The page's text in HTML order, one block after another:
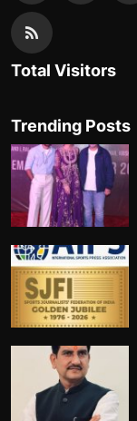
Total Visitors
Trending Posts